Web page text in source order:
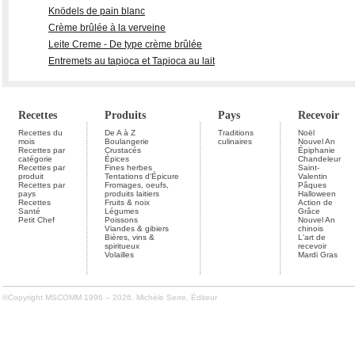
Knödels de pain blanc
Crème brûlée à la verveine
Leite Creme - De type crème brûlée
Entremets au tapioca et Tapioca au lait
Recettes Produits Pays Recevoir
Recettes du
mois
Recettes par
catégorie
Recettes par
produit
Recettes par
pays
Recettes
Santé
Petit Chef
De A à Z
Boulangerie
Crustacés
Épices
Fines herbes
Tentations d'Épicure
Fromages, oeufs,
produits laitiers
Fruits & noix
Légumes
Poissons
Viandes & gibiers
Bières, vins &
spiritueux
Volailles
Traditions
culinaires
Noël
Nouvel An
Épiphanie
Chandeleur
Saint-
Valentin
Pâques
Halloween
Action de
Grâce
Nouvel An
chinois
L'art de
recevoir
Mardi Gras
©Copyright MSCOMM 1996 – 2026. Michèle Serre, Éditeur